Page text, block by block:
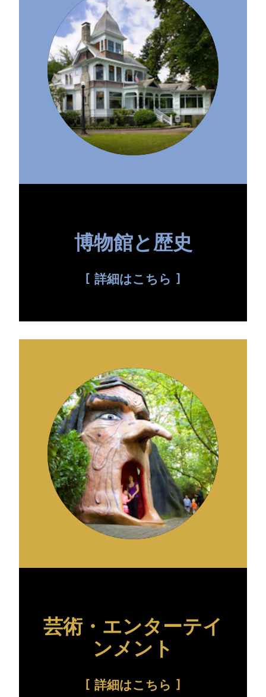
博物館と歴史
詳細はこちら
芸術・エンターテイ
ンメント
詳細はこちら